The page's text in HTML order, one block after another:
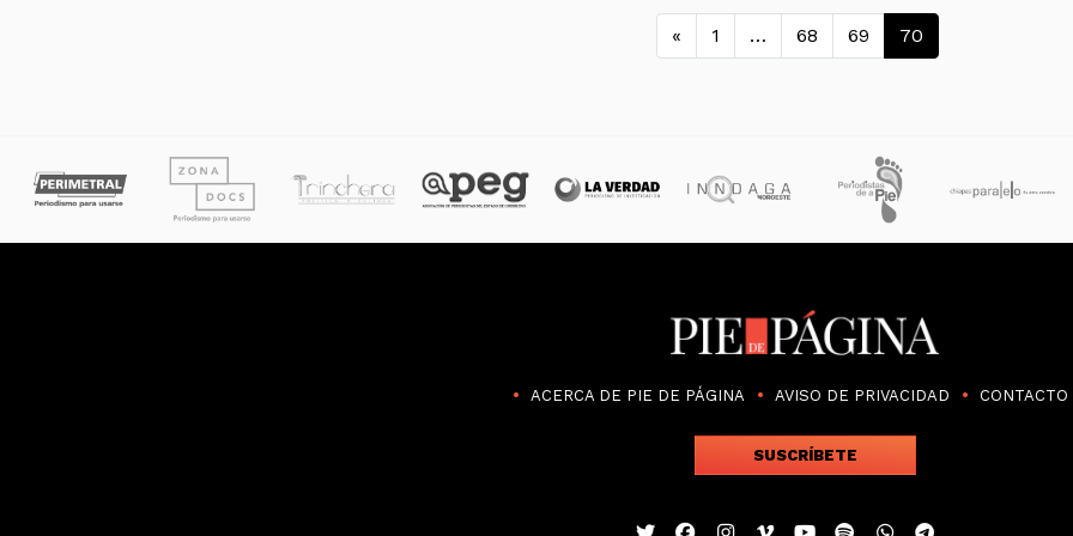
Navegación de
« 1 … 68 69 70
ACERCA DE PIE DE PÁGINA AVISO DE PRIVACIDAD CONTACTO
SUSCRÍBETE